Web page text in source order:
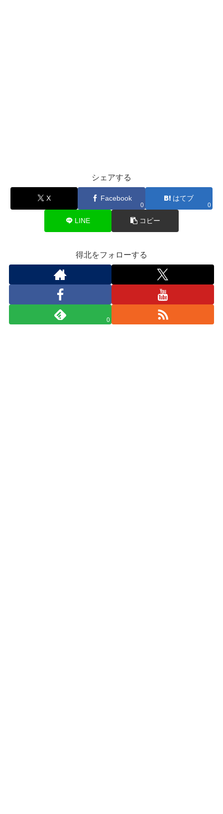
シェアする
X Facebook
0
はてブ
0
LINE コピー
得北をフォローする
0